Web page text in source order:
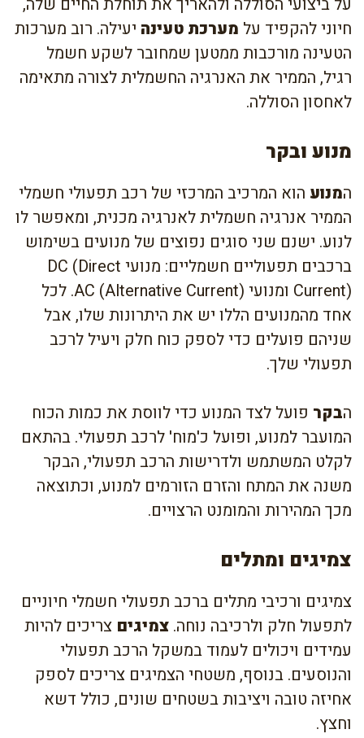
חיוני להקפיד על מערכת טעינה יעילה. רוב מערכות
הטעינה מורכבות ממטען שמחובר לשקע חשמל
רגיל, הממיר את האנרגיה החשמלית לצורה מתאימה
לאחסון הסוללה.
מנוע ובקר
המנוע הוא המרכיב המרכזי של רכב תפעולי חשמלי
הממיר אנרגיה חשמלית לאנרגיה מכנית, ומאפשר לו
לנוע. ישנם שני סוגים נפוצים של מנועים בשימוש
ברכבים תפעוליים חשמליים: מנועי DC (Direct
Current) ומנועי AC (Alternative Current). לכל
אחד מהמנועים הללו יש את היתרונות שלו, אבל
שניהם פועלים כדי לספק כוח חלק ויעיל לרכב
תפעולי שלך.
הבקר פועל לצד המנוע כדי לווסת את כמות הכוח
המועבר למנוע, ופועל כ'מוח' לרכב תפעולי. בהתאם
לקלט המשתמש ולדרישות הרכב תפעולי, הבקר
משנה את המתח והזרם הזורמים למנוע, וכתוצאה
מכך המהירות והמומנט הרצויים.
צמיגים ומתלים
צמיגים ורכיבי מתלים ברכב תפעולי חשמלי חיוניים
לתפעול חלק ולרכיבה נוחה. צמיגים צריכים להיות
עמידים ויכולים לעמוד במשקל הרכב תפעולי
והנוסעים. בנוסף, משטחי הצמיגים צריכים לספק
אחיזה טובה ויציבות בשטחים שונים, כולל דשא
וחצץ.